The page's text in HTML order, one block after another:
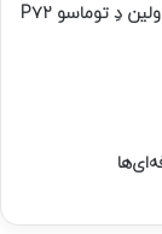
تولد یک شاهکار مینیاتوری / اولین دِ توماسو P۷۲